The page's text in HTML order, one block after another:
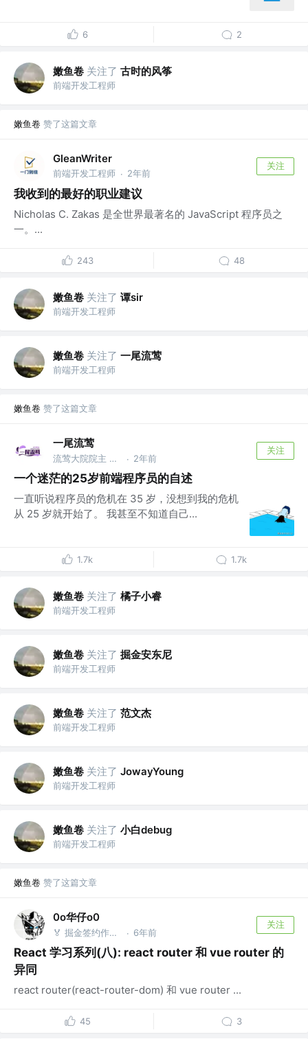
6 2
嫩鱼卷 关注了 古时的风筝
前端开发工程师
嫩鱼卷 赞了这篇文章
GleanWriter
前端开发工程师 · 2年前
关注
我收到的最好的职业建议
Nicholas C. Zakas 是全世界最著名的 JavaScript 程序员之
一。...
243 48
嫩鱼卷 关注了 谭sir
前端开发工程师
嫩鱼卷 关注了 一尾流莺
前端开发工程师
嫩鱼卷 赞了这篇文章
一尾流莺
流莺大院院主 @www.warblerfe.top · 2年前
关注
一个迷茫的25岁前端程序员的自述
一直听说程序员的危机在 35 岁，没想到我的危机
从 25 岁就开始了。 我甚至不知道自己...
1.7k 1.7k
嫩鱼卷 关注了 橘子小睿
前端开发工程师
嫩鱼卷 关注了 掘金安东尼
前端开发工程师
嫩鱼卷 关注了 范文杰
前端开发工程师
嫩鱼卷 关注了 JowayYoung
前端开发工程师
嫩鱼卷 关注了 小白debug
前端开发工程师
嫩鱼卷 赞了这篇文章
0o华仔o0
🏅 掘金签约作者 | 前端开发 @钉钉 · 6年前
关注
React 学习系列(八): react router 和 vue router 的
异同
react router(react-router-dom) 和 vue router ...
45 3